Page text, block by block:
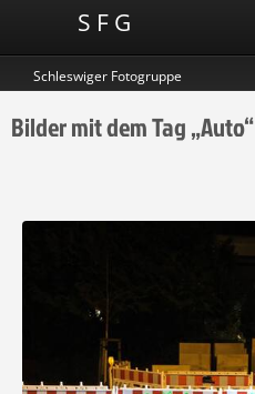
S F G
Schleswiger Fotogruppe
Bilder mit dem Tag „Auto“